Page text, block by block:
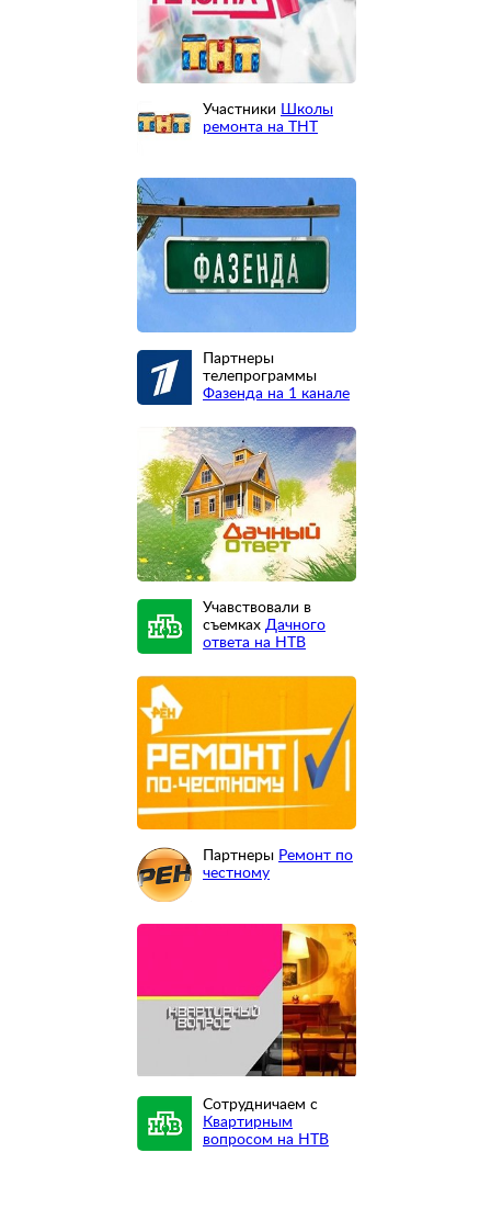
Участники Школы
ремонта на ТНТ
Партнеры
телепрограммы
Фазенда на 1 канале
Учавствовали в
съемках Дачного
ответа на НТВ
Партнеры Ремонт по
честному
Сотрудничаем с
Квартирным
вопросом на НТВ